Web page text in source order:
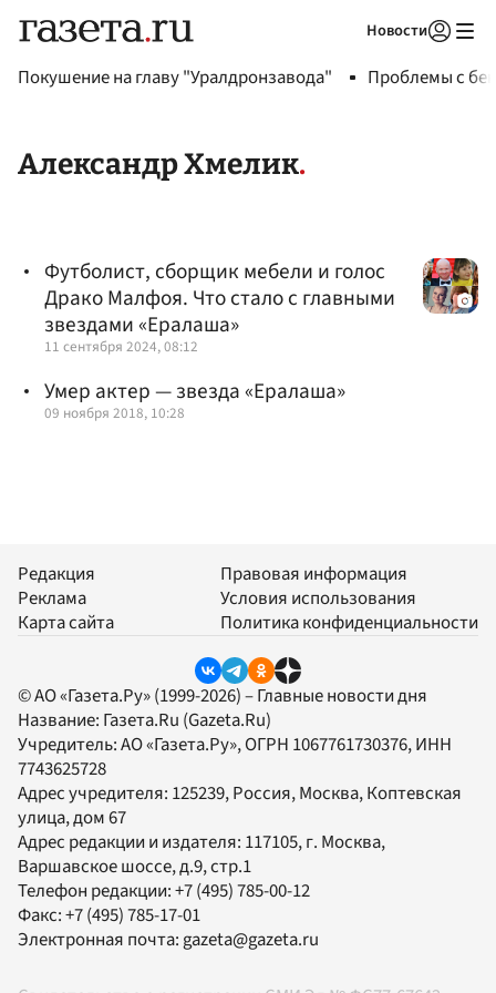
Новости
Покушение на главу "Уралдронзавода" Проблемы с
Александр Хмелик
Футболист, сборщик мебели и голос
Драко Малфоя. Что стало с главными
звездами «Ералаша»
11 сентября 2024, 08:12
Умер актер — звезда «Ералаша»
09 ноября 2018, 10:28
Редакция
Реклама
Карта сайта
Правовая информация
Условия использования
Политика конфиденциальности
© АО «Газета.Ру» (1999-2026) – Главные новости дня
Название: Газета.Ru (Gazeta.Ru)
Учредитель:АО «Газета.Ру», ОГРН 1067761730376, ИНН
7743625728
Адрес учредителя: 125239, Россия, Москва, Коптевская
улица, дом 67
Адрес редакции и издателя: 117105, г. Москва,
Варшавское шоссе, д.9, стр.1
Телефон редакции:+7 (495) 785-00-12
Факс:+7 (495) 785-17-01
Электронная почта:gazeta@gazeta.ru